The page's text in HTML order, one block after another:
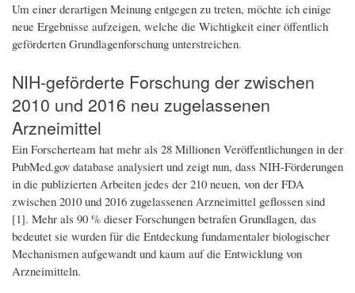
Um einer derartigen Meinung entgegen zu treten, möchte ich einige
neue Ergebnisse aufzeigen, welche die Wichtigkeit einer öffentlich
geförderten Grundlagenforschung unterstreichen.
NIH-geförderte Forschung der zwischen
2010 und 2016 neu zugelassenen
Arzneimittel
Ein Forscherteam hat mehr als 28 Millionen Veröffentlichungen in der
PubMed.gov database analysiert und zeigt nun, dass NIH-Förderungen
in die publizierten Arbeiten jedes der 210 neuen, von der FDA
zwischen 2010 und 2016 zugelassenen Arzneimittel geflossen sind
[1]. Mehr als 90 % dieser Forschungen betrafen Grundlagen, das
bedeutet sie wurden für die Entdeckung fundamentaler biologischer
Mechanismen aufgewandt und kaum auf die Entwicklung von
Arzneimitteln.